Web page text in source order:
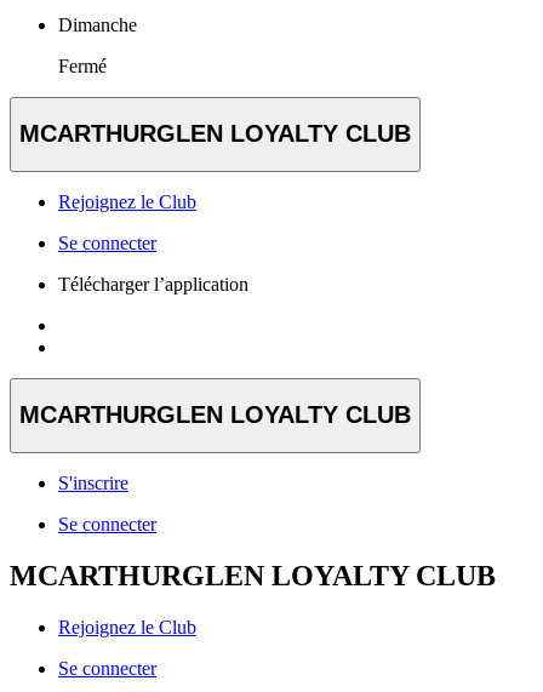
Dimanche
Fermé
MCARTHURGLEN LOYALTY CLUB
Rejoignez le Club
Se connecter
Télécharger l’application
MCARTHURGLEN LOYALTY CLUB
S'inscrire
Se connecter
MCARTHURGLEN LOYALTY CLUB
Rejoignez le Club
Se connecter